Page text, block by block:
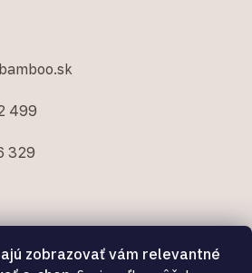
zobrazovať vám relevantné
bamboo.sk
499
329